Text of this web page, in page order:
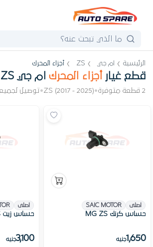
الرئيسية ام جي ZS أجزاء المحرك
قطع غيار أجزاء المحرك ام جي ZS
2 قطعة متوفرة •
ZS (2017 - 2025)
•توصيل
اصلى SAIC MOTOR
حساس كرنك MG ZS
1,650جنيه
اصلى
حساس زيت MG ZS
3,100جنيه